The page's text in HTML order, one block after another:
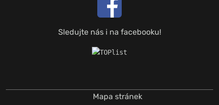
Sledujte nás i na facebooku!
Mapa stránek